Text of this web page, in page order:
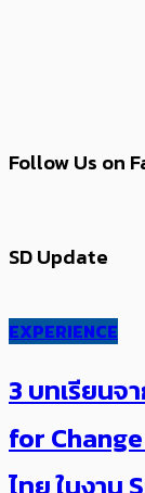
Follow Us on
SD Update
EXPERIENCE
3 บทเรียนจ
for